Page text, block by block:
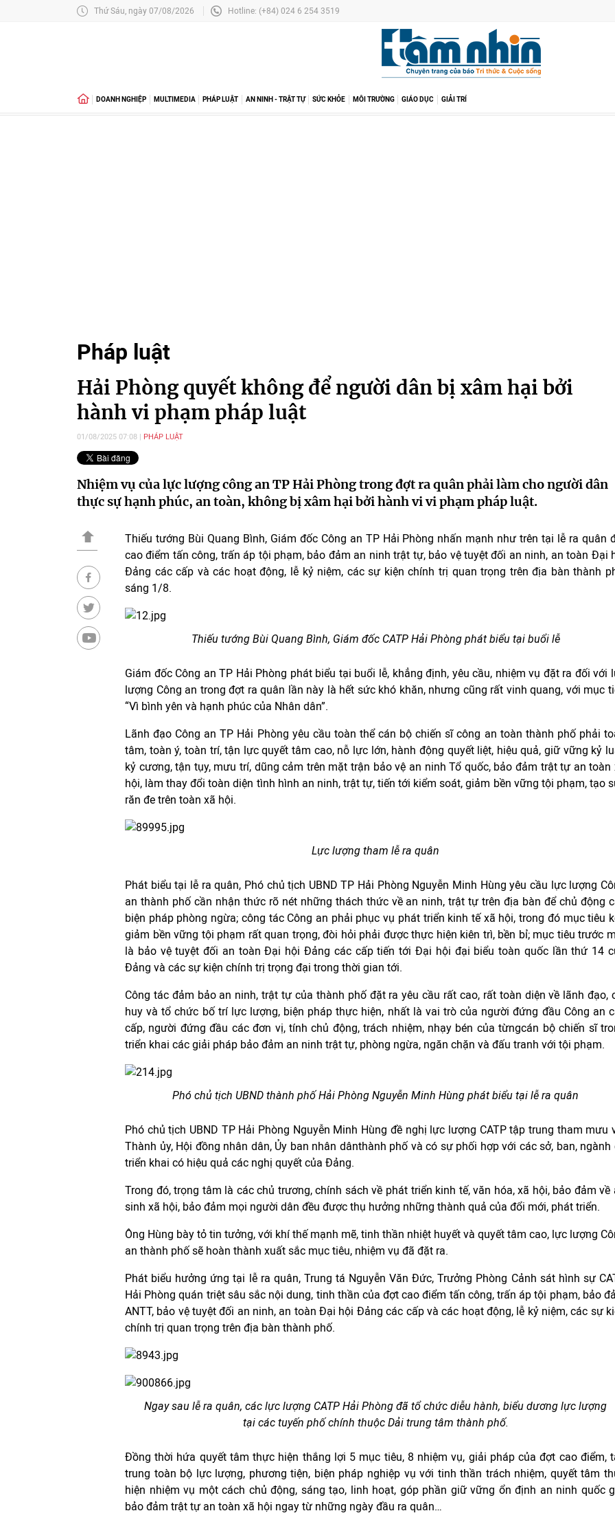
Thứ Sáu, ngày 07/08/2026 Hotline: (+84) 024 6 254 3519
DOANH NGHIỆP MULTIMEDIA PHÁP LUẬT AN NINH - TRẬT TỰ SỨC KHỎE MÔI TRƯỜNG GIÁO DỤC GIẢI TRÍ
Pháp luật
Hải Phòng quyết không để người dân bị xâm hại bởi
hành vi phạm pháp luật
01/08/2025 07:08 PHÁP LUẬT
Nhiệm vụ của lực lượng công an TP Hải Phòng trong đợt ra quân phải làm cho người dân
thực sự hạnh phúc, an toàn, không bị xâm hại bởi hành vi vi phạm pháp luật.
Thiếu tướng Bùi Quang Bình, Giám đốc Công an TP Hải Phòng nhấn mạnh như trên tại lễ ra quân
cao điểm tấn công, trấn áp tội phạm, bảo đảm an ninh trật tự, bảo vệ tuyệt đối an ninh, an toàn Đại
Đảng các cấp và các hoạt động, lễ kỷ niệm, các sự kiện chính trị quan trọng trên địa bàn thành
sáng 1/8.
Thiếu tướng Bùi Quang Bình, Giám đốc CATP Hải Phòng phát biểu tại buổi lễ
Giám đốc Công an TP Hải Phòng phát biểu tại buổi lễ, khẳng định, yêu cầu, nhiệm vụ đặt ra đối với
lượng Công an trong đợt ra quân lần này là hết sức khó khăn, nhưng cũng rất vinh quang, với mục
“Vì bình yên và hạnh phúc của Nhân dân”.
Lãnh đạo Công an TP Hải Phòng yêu cầu toàn thể cán bộ chiến sĩ công an toàn thành phố phải
tâm, toàn ý, toàn trí, tận lực quyết tâm cao, nỗ lực lớn, hành động quyết liệt, hiệu quả, giữ vững kỷ
kỷ cương, tận tụy, mưu trí, dũng cảm trên mặt trận bảo vệ an ninh Tổ quốc, bảo đảm trật tự an toàn
hội, làm thay đổi toàn diện tình hình an ninh, trật tự, tiến tới kiểm soát, giảm bền vững tội phạm, tạo
răn đe trên toàn xã hội.
Lực lượng tham lễ ra quân
Phát biểu tại lễ ra quân, Phó chủ tịch UBND TP Hải Phòng Nguyễn Minh Hùng yêu cầu lực lượng
an thành phố cần nhận thức rõ nét những thách thức về an ninh, trật tự trên địa bàn để chủ động
biện pháp phòng ngừa; công tác Công an phải phục vụ phát triển kinh tế xã hội, trong đó mục tiêu
giảm bền vững tội phạm rất quan trọng, đòi hỏi phải được thực hiện kiên trì, bền bỉ; mục tiêu trước
là bảo vệ tuyệt đối an toàn Đại hội Đảng các cấp tiến tới Đại hội đại biểu toàn quốc lần thứ 14
Đảng và các sự kiện chính trị trọng đại trong thời gian tới.
Công tác đảm bảo an ninh, trật tự của thành phố đặt ra yêu cầu rất cao, rất toàn diện về lãnh đạo,
huy và tổ chức bố trí lực lượng, biện pháp thực hiện, nhất là vai trò của người đứng đầu Công an
cấp, người đứng đầu các đơn vị, tính chủ động, trách nhiệm, nhạy bén của từngcán bộ chiến sĩ
triển khai các giải pháp bảo đảm an ninh trật tự, phòng ngừa, ngăn chặn và đấu tranh với tội phạm.
Phó chủ tịch UBND thành phố Hải Phòng Nguyễn Minh Hùng phát biểu tại lễ ra quân
Phó chủ tịch UBND TP Hải Phòng Nguyễn Minh Hùng đề nghị lực lượng CATP tập trung tham mưu
Thành ủy, Hội đồng nhân dân, Ủy ban nhân dânthành phố và có sự phối hợp với các sở, ban, ngành
triển khai có hiệu quả các nghị quyết của Đảng.
Trong đó, trọng tâm là các chủ trương, chính sách về phát triển kinh tế, văn hóa, xã hội, bảo đảm về
sinh xã hội, bảo đảm mọi người dân đều được thụ hưởng những thành quả của đổi mới, phát triển.
Ông Hùng bày tỏ tin tưởng, với khí thế mạnh mẽ, tinh thần nhiệt huyết và quyết tâm cao, lực lượng
an thành phố sẽ hoàn thành xuất sắc mục tiêu, nhiệm vụ đã đặt ra.
Phát biểu hưởng ứng tại lễ ra quân, Trung tá Nguyễn Văn Đức, Trưởng Phòng Cảnh sát hình sự
Hải Phòng quán triệt sâu sắc nội dung, tinh thần của đợt cao điểm tấn công, trấn áp tội phạm, bảo
ANTT, bảo vệ tuyệt đối an ninh, an toàn Đại hội Đảng các cấp và các hoạt động, lễ kỷ niệm, các sự
chính trị quan trọng trên địa bàn thành phố.
Ngay sau lễ ra quân, các lực lượng CATP Hải Phòng đã tổ chức diễu hành, biểu dương lực lượng
tại các tuyến phố chính thuộc Dải trung tâm thành phố.
Đồng thời hứa quyết tâm thực hiện thắng lợi 5 mục tiêu, 8 nhiệm vụ, giải pháp của đợt cao điểm,
trung toàn bộ lực lượng, phương tiện, biện pháp nghiệp vụ với tinh thần trách nhiệm, quyết tâm
hiện nhiệm vụ một cách chủ động, sáng tạo, linh hoạt, góp phần giữ vững ổn định an ninh quốc
bảo đảm trật tự an toàn xã hội ngay từ những ngày đầu ra quân…